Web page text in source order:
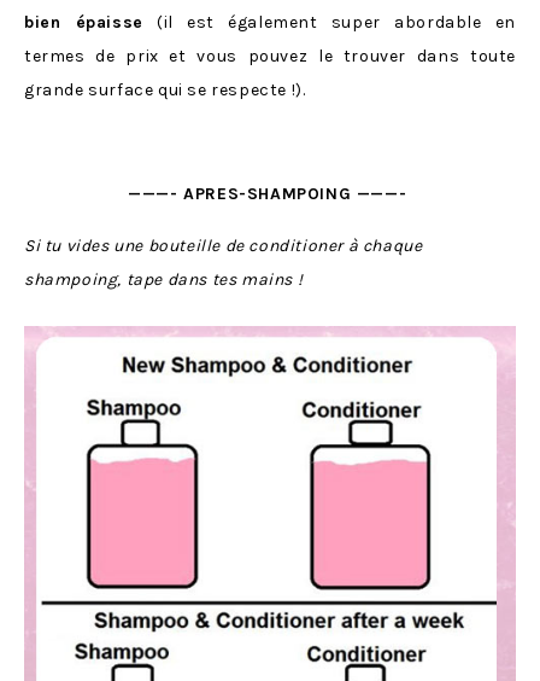
bien épaisse
(il est également super abordable en
termes de prix et vous pouvez le trouver dans toute
grande surface qui se respecte !).
———- APRES-SHAMPOING ———-
Si tu vides une bouteille de conditioner à chaque
shampoing, tape dans tes mains !